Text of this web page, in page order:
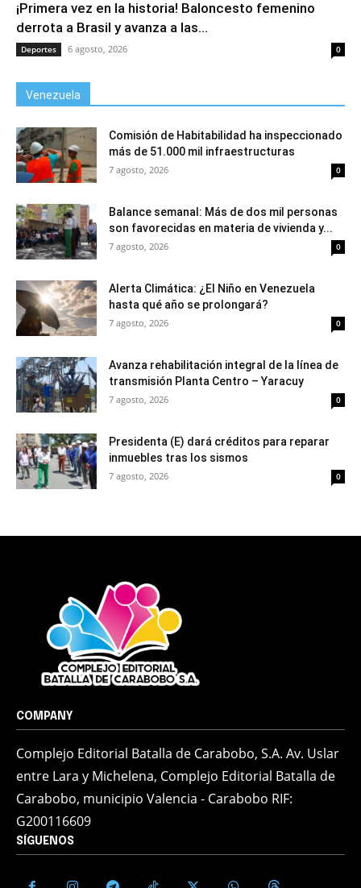
¡Primera vez en la historia! Baloncesto femenino
derrota a Brasil y avanza a las...
Deportes 6 agosto, 2026 0
Venezuela
Comisión de Habitabilidad ha inspeccionado
más de 51.000 mil infraestructuras
7 agosto, 2026 0
Balance semanal: Más de dos mil personas
son favorecidas en materia de vivienda y...
7 agosto, 2026 0
Alerta Climática: ¿El Niño en Venezuela
hasta qué año se prolongará?
7 agosto, 2026 0
Avanza rehabilitación integral de la línea de
transmisión Planta Centro – Yaracuy
7 agosto, 2026 0
Presidenta (E) dará créditos para reparar
inmuebles tras los sismos
7 agosto, 2026 0
COMPANY
Complejo Editorial Batalla de Carabobo, S.A. Av. Uslar
entre Lara y Michelena, Complejo Editorial Batalla de
Carabobo, municipio Valencia - Carabobo RIF:
G200116609
SÍGUENOS